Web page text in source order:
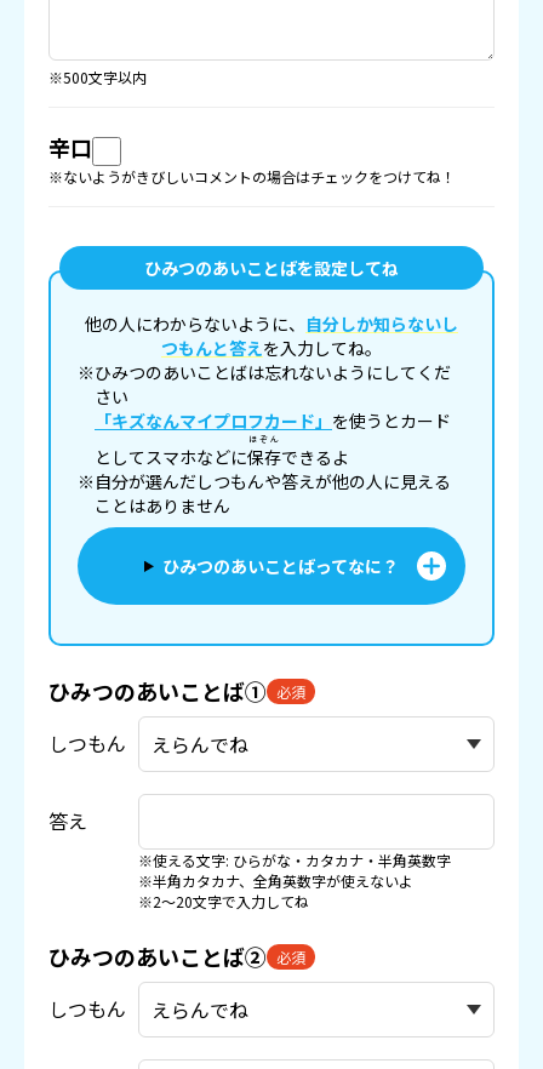
※500文字以内
辛口
※ないようがきびしいコメントの場合はチェックをつけてね！
ひみつのあいことばを設定してね
他の人にわからないように、 自分しか知らないし
つもんと答えを入力してね。
※ひみつのあいことばは忘れないようにしてくだ
さい
「キズなんマイプロフカード」 を使うとカード
としてスマホなどに保存
ほぞん
できるよ
※自分が選んだしつもんや答えが他の人に見える
ことはありません
ひみつのあいことばってなに？
ひみつのあいことば① 必須
しつもん
答え
※使える文字: ひらがな・カタカナ・半角英数字
※半角カタカナ、全角英数字が使えないよ
※2〜20文字で入力してね
ひみつのあいことば② 必須
しつもん